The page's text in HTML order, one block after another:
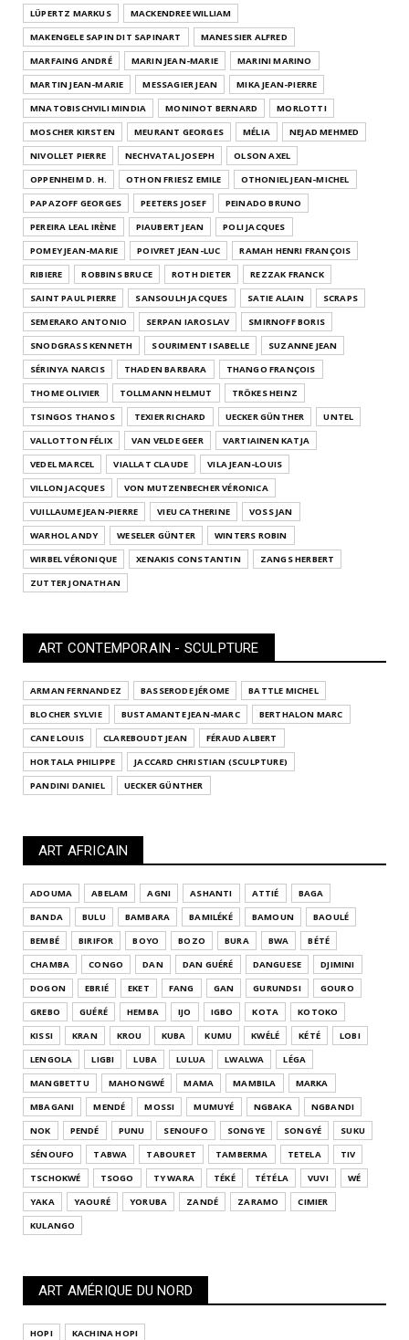
LÜPERTZ MARKUS
MACKENDREE WILLIAM
MAKENGELE SAPIN DIT SAPINART
MANESSIER ALFRED
MARFAING ANDRÉ
MARIN JEAN-MARIE
MARINI MARINO
MARTIN JEAN-MARIE
MESSAGIER JEAN
MIKA JEAN-PIERRE
MNATOBISCHVILI MINDIA
MONINOT BERNARD
MORLOTTI
MOSCHER KIRSTEN
MEURANT GEORGES MÉLIA
NEJAD MEHMED
NIVOLLET PIERRE
NECHVATAL JOSEPH
OLSON AXEL
OPPENHEIM D. H.
OTHON FRIESZ EMILE
OTHONIEL JEAN-MICHEL
PAPAZOFF GEORGES
PEETERS JOSEF
PEINADO BRUNO
PEREIRA LEAL IRÈNE
PIAUBERT JEAN
POLI JACQUES
POMEY JEAN-MARIE
POIVRET JEAN-LUC
RAMAH HENRI FRANÇOIS
RIBIERE
ROBBINS BRUCE ROTH DIETER
REZZAK FRANCK
SAINT PAUL PIERRE
SANSOULH JACQUES SATIE ALAIN
SCRAPS
SEMERARO ANTONIO
SERPAN IAROSLAV
SMIRNOFF BORIS
SNODGRASS KENNETH
SOURIMENT ISABELLE
SUZANNE JEAN
SÉRINYA NARCIS
THADEN BARBARA
THANGO FRANÇOIS
THOME OLIVIER
TOLLMANN HELMUT
TRÖKES HEINZ
TSINGOS THANOS
TEXIER RICHARD UECKER GÜNTHER
UNTEL
VALLOTTON FÉLIX
VAN VELDE GEER
VARTIAINEN KATJA
VEDEL MARCEL
VIALLAT CLAUDE
VILA JEAN-LOUIS
VILLON JACQUES
VON MUTZENBECHER VÉRONICA
VUILLAUME JEAN-PIERRE
VIEU CATHERINE
VOSS JAN
WARHOL ANDY
WESELER GÜNTER
WINTERS ROBIN
WIRBEL VÉRONIQUE
XENAKIS CONSTANTIN
ZANGS HERBERT
ZUTTER JONATHAN
ART CONTEMPORAIN - SCULPTURE
ARMAN FERNANDEZ BASSERODE JÉROME
BATTLE MICHEL
BLOCHER SYLVIE
BUSTAMANTE JEAN-MARC
BERTHALON MARC
CANE LOUIS
CLAREBOUDT JEAN
FÉRAUD ALBERT
HORTALA PHILIPPE
JACCARD CHRISTIAN (SCULPTURE)
PANDINI DANIEL
UECKER GÜNTHER
ART AFRICAIN
ADOUMA ABELAM AGNI ASHANTI ATTIÉ
BAGA
BANDA
BULU BAMBARA BAMILÉKÉ BAMOUN
BAOULÉ
BEMBÉ
BIRIFOR BOYO BOZO BURA BWA
BÉTÉ
CHAMBA
CONGO DAN DAN GUÉRÉ DANGUESE
DJIMINI
DOGON
EBRIÉ EKET FANG GAN GURUNDSI
GOURO
GREBO
GUÉRÉ HEMBA IJO IGBO KOTA
KOTOKO
KISSI
KRAN KROU KUBA KUMU KWÉLÉ KÉTÉ
LOBI
LENGOLA
LIGBI LUBA LULUA LWALWA
LÉGA
MANGBETTU
MAHONGWÉ MAMA MAMBILA
MARKA
MBAGANI
MENDÉ MOSSI MUMUYÉ NGBAKA
NGBANDI
NOK
PENDÉ PUNU SENOUFO SONGYE SONGYÉ
SUKU
SÉNOUFO
TABWA TABOURET TAMBERMA TETELA
TIV
TSCHOKWÉ
TSOGO TY WARA TÉKÉ TÉTÉLA VUVI
WÉ
YAKA
YAOURÉ YORUBA ZANDÉ ZARAMO
CIMIER
KULANGO
ART AMÉRIQUE DU NORD
HOPI KACHINA HOPI